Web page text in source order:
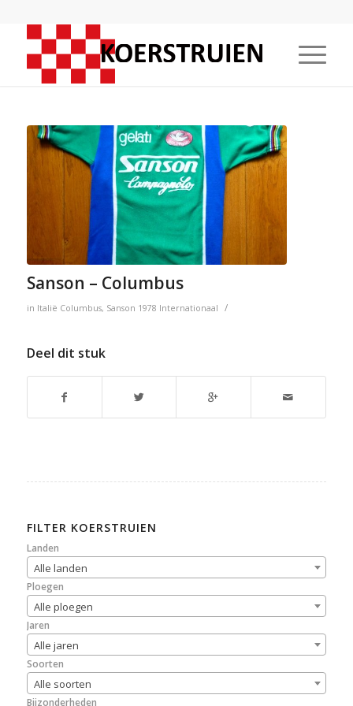
Sanson – Columbus
in Italië Columbus, Sanson 1978 Internationaal /
Deel dit stuk
FILTER KOERSTRUIEN
Landen
Alle landen
Ploegen
Alle ploegen
Jaren
Alle jaren
Soorten
Alle soorten
Bijzonderheden